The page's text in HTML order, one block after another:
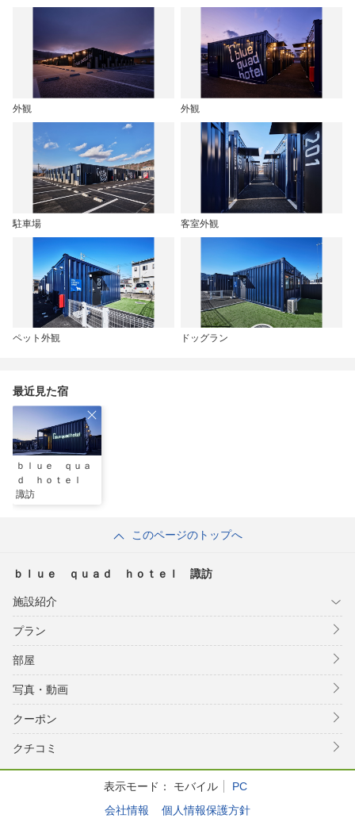
外観 外観
駐車場 客室外観
ペット外観 ドッグラン
最近見た宿
ｂｌｕｅ ｑｕａ
ｄ ｈｏｔｅｌ
諏訪
このページのトップへ
ｂｌｕｅ ｑｕａｄ ｈｏｔｅｌ 諏訪
施設紹介
プラン
部屋
写真・動画
クーポン
クチコミ
表示モード： モバイル
PC
会社情報
個人情報保護方針